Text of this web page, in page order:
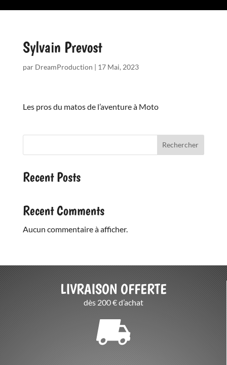
Sylvain Prevost
par DreamProduction | 17 Mai, 2023
Les pros du matos de l’aventure à Moto
Rechercher
Recent Posts
Recent Comments
Aucun commentaire à afficher.
LIVRAISON OFFERTE
dès 200 € d’achat